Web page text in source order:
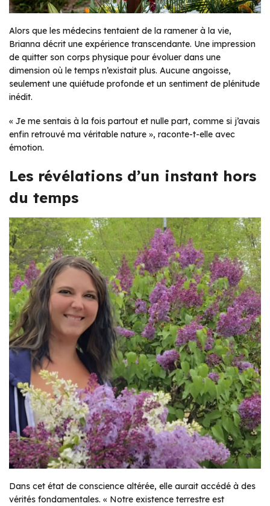
Alors que les médecins tentaient de la ramener à la vie,
Brianna décrit une expérience transcendante. Une impression
de quitter son corps physique pour évoluer dans une
dimension où le temps n’existait plus. Aucune angoisse,
seulement une quiétude profonde et un sentiment de plénitude
inédit.
« Je me sentais à la fois partout et nulle part, comme si j’avais
enfin retrouvé ma véritable nature », raconte-t-elle avec
émotion.
Les révélations d’un instant hors
du temps
Dans cet état de conscience altérée, elle aurait accédé à des
vérités fondamentales. « Notre existence terrestre est